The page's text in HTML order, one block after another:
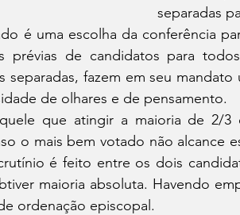
separadas
é uma escolha da conferência
prévias de candidatos para
separadas, fazem em seu
de olhares e de pensamento.
que atingir a maioria de 2/
o mais bem votado não alcance
é feito entre os dois
maioria absoluta. Havendo
ordenação episcopal.